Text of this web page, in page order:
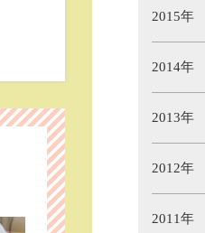
2015年
2014年
2013年
2012年
2011年